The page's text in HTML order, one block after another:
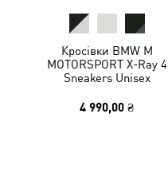
Кросівки BMW M
MOTORSPORT X-Ray 4
Sneakers Unisex
4 990,00 ₴